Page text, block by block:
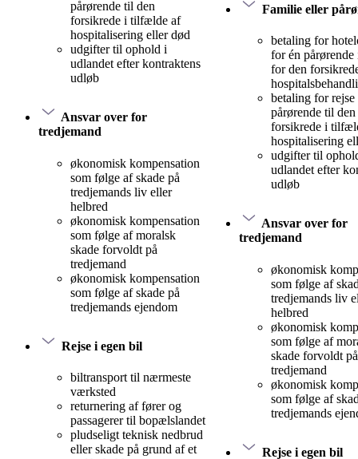
pårørende til den
forsikrede i tilfælde af
hospitalisering eller død
udgifter til ophold i
udlandet efter kontraktens
udløb
Ansvar over for
tredjemand
økonomisk kompensation
som følge af skade på
tredjemands liv eller
helbred
økonomisk kompensation
som følge af moralsk
skade forvoldt på
tredjemand
økonomisk kompensation
som følge af skade på
tredjemands ejendom
Rejse i egen bil
biltransport til nærmeste
værksted
returnering af fører og
passagerer til bopælslandet
pludseligt teknisk nedbrud
eller skade på grund af et
Familie eller
betaling for
for én pårørende
for den
betaling for rejse
pårørende til den
forsikrede i
hospitalisering
udgifter til
udlandet efter
udløb
Ansvar over for
tredjemand
økonomisk
som følge af
tredjemands liv
helbred
økonomisk
som følge af
skade forvoldt på
tredjemand
økonomisk
som følge af
tredjemands
Rejse i egen bil